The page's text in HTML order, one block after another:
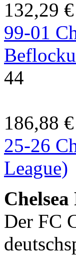
132,29 €
99-01
44
186,88 €
25-26
League)
Chelsea
Der FC